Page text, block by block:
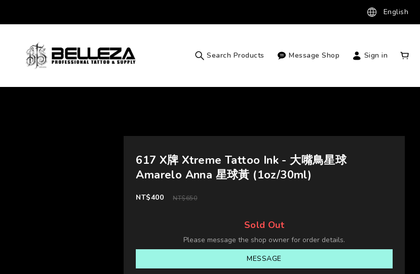
English
Search Products Message Shop Sign in
617 X牌 Xtreme Tattoo Ink - 大嘴鳥星球
Amarelo Anna 星球黃 (1oz/30ml)
NT$650
NT$400
Sold Out
Please message the shop owner for order details.
MESSAGE